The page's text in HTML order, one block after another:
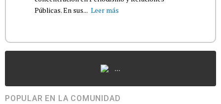
Públicas. En sus... Leer más
...
POPULAR EN LA COMUNIDAD